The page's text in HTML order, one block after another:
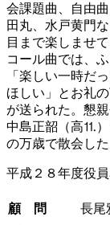
会課題曲、自由
田丸、水戸黄門
目まで楽しませ
コール曲では、
「楽しい一時だ
ほしい」とお礼
が送られた。懇
中島正韶（高⒒）
の万歳で散会した
平成２８年度役
顧 問 長尾